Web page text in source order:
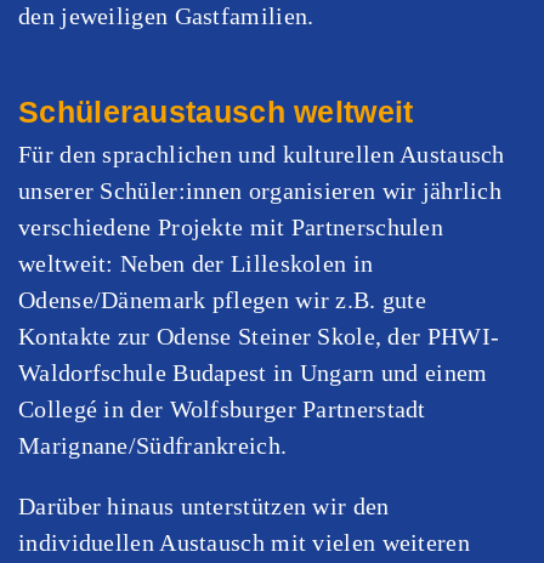
den jeweiligen Gastfamilien.
Schüleraustausch weltweit
Für den sprachlichen und kulturellen Austausch
unserer Schüler:innen organisieren wir jährlich
verschiedene Projekte mit Partnerschulen
weltweit: Neben der Lilleskolen in
Odense/Dänemark pflegen wir z.B. gute
Kontakte zur Odense Steiner Skole, der PHWI-
Waldorfschule Budapest in Ungarn und einem
Collegé in der Wolfsburger Partnerstadt
Marignane/Südfrankreich.
Darüber hinaus unterstützen wir den
individuellen Austausch mit vielen weiteren